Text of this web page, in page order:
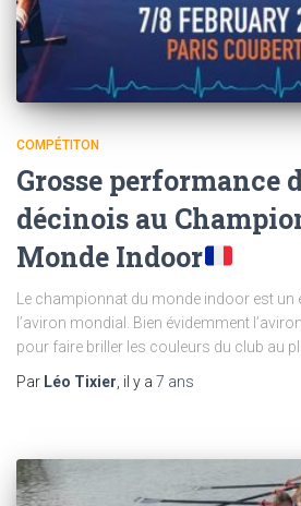
COMPÉTITON
Grosse performance
décinois au
Monde Indoor
Le championnat du monde indoor est
l’aviron mondial. Bien évidemment
pour faire briller les couleurs du club au
Par Léo Tixier , il y a 7 ans